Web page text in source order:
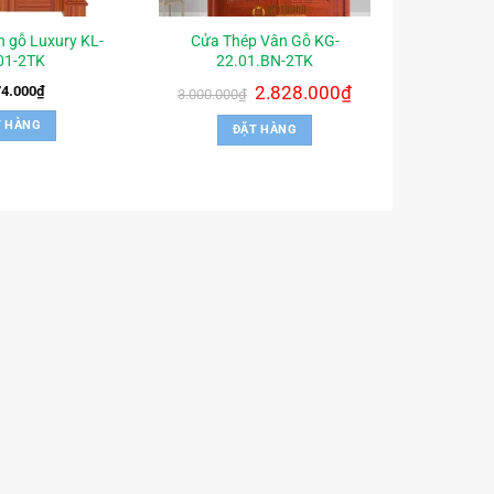
gỗ Luxury KL-
2TK
₫
HÀNG
Cửa Thép Vân Gỗ KG-
22.01.BN-2TK
3.000.000₫ Giá
gốc
là:
3.000.000₫.
2.828.000₫Giá
hiện
ĐẶT HÀNG